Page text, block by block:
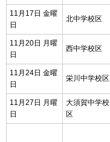
11月17日 金曜
日
北中学校区
11月20日 月曜
日
西中学校区
11月24日 金曜
日
栄川中学校区
11月27日 月曜
日
大須賀中学校
区